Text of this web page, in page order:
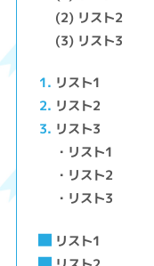
リスト2
リスト3
リスト1
リスト2
リスト3
リスト1
リスト2
リスト3
リスト1